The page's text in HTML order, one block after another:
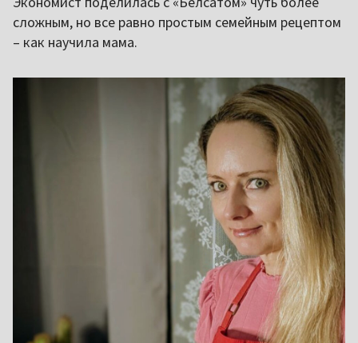
сложным, но все равно простым семейным рецептом
– как научила мама.